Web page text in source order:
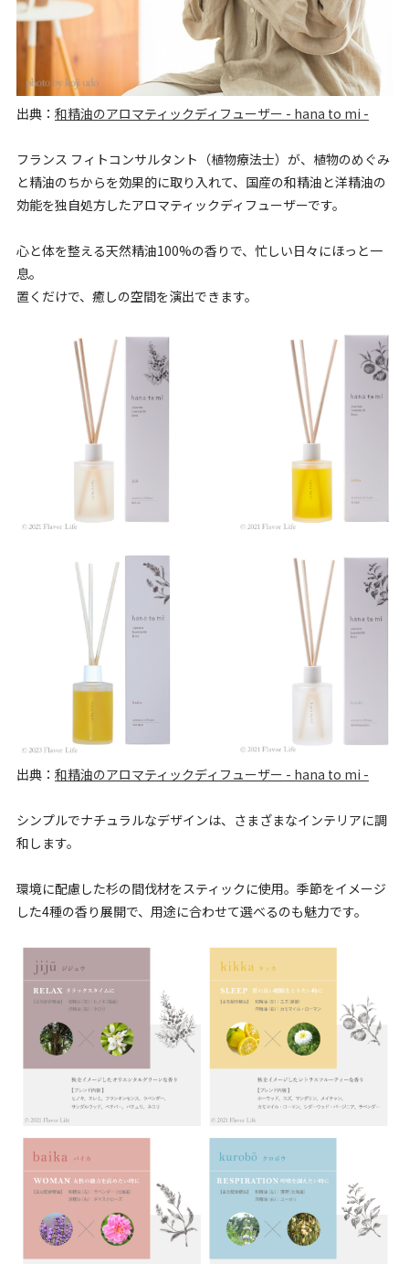
出典： 和精油のアロマティックディフューザー - hana to mi -
フランス フィトコンサルタント（植物療法士）が、植物のめぐみ
と精油のちからを効果的に取り入れて、国産の和精油と洋精油の
効能を独自処方したアロマティックディフューザーです。
心と体を整える天然精油100%の香りで、忙しい日々にほっと一
息。
置くだけで、癒しの空間を演出できます。
出典： 和精油のアロマティックディフューザー - hana to mi -
シンプルでナチュラルなデザインは、さまざまなインテリアに調
和します。
環境に配慮した杉の間伐材をスティックに使用。季節をイメージ
した4種の香り展開で、用途に合わせて選べるのも魅力です。